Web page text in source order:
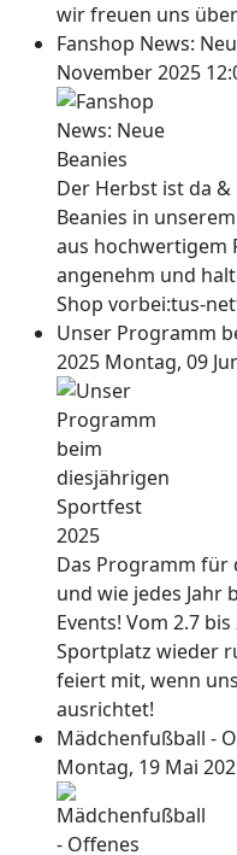
wir freuen uns
Fanshop News:
November 2025
Der Herbst ist da
Beanies in
aus hochwertigem
angenehm und
Shop vorbei:tus-
Unser Programm
2025 Montag, 09
Das Programm für
und wie jedes Jahr
Events! Vom 2.7
Sportplatz wieder
feiert mit, wenn
ausrichtet!
Mädchenfußball -
Montag, 19 Mai